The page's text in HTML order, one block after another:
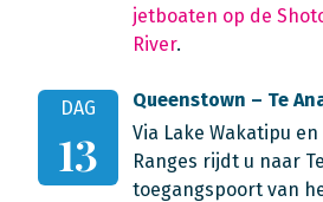
jetboaten op de
River.
DAG
13
Queenstown – Te
Via Lake Wakatipu
Ranges rijdt u naar
toegangspoort van